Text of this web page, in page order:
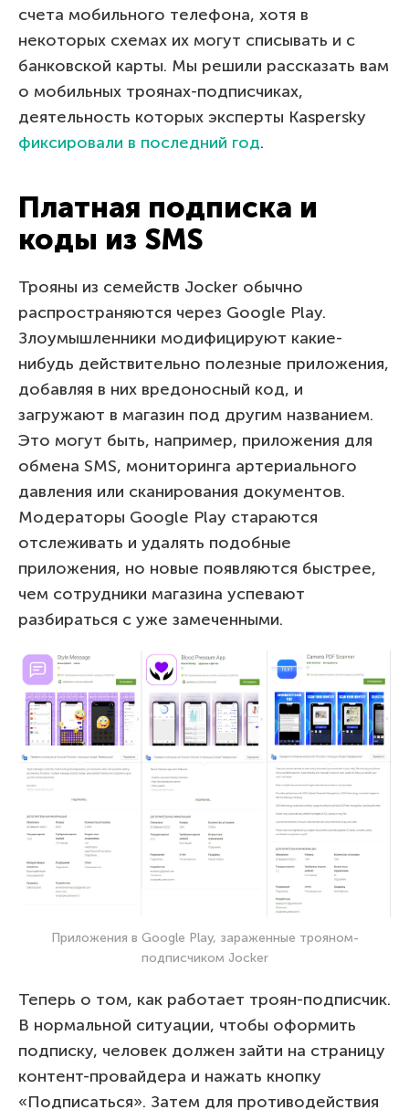
счета мобильного телефона, хотя в
некоторых схемах их могут списывать и с
банковской карты. Мы решили рассказать вам
о мобильных троянах-подписчиках,
деятельность которых эксперты Kaspersky
фиксировали в последний год.
Платная подписка и
коды из SMS
Трояны из семейств Jocker обычно
распространяются через Google Play.
Злоумышленники модифицируют какие-
нибудь действительно полезные приложения,
добавляя в них вредоносный код, и
загружают в магазин под другим названием.
Это могут быть, например, приложения для
обмена SMS, мониторинга артериального
давления или сканирования документов.
Модераторы Google Play стараются
отслеживать и удалять подобные
приложения, но новые появляются быстрее,
чем сотрудники магазина успевают
разбираться с уже замеченными.
Приложения в Google Play, зараженные трояном-
подписчиком Jocker
Теперь о том, как работает троян-подписчик.
В нормальной ситуации, чтобы оформить
подписку, человек должен зайти на страницу
контент-провайдера и нажать кнопку
«Подписаться». Затем для противодействия